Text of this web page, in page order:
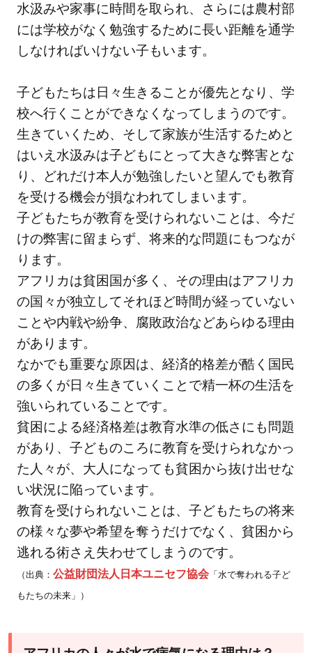
リカ
の
人々
めに
私た
ちが
でき
るこ
と
5.1
継続
寄付
5.2
都度
寄付
5.3
私た
寄付
はど
のよ
うに
使わ
れ
る？
6
ア
フ
リ
カ
水汲みや家事に時間を取られ、さらには農村部
には学校がなく勉強するために長い距離を通学
しなければいけない子もいます。
子どもたちは日々生きることが優先となり、学
校へ行くことができなくなってしまうのです。
生きていくため、そして家族が生活するためと
はいえ水汲みは子どもにとって大きな弊害とな
り、どれだけ本人が勉強したいと望んでも教育
を受ける機会が損なわれてしまいます。
子どもたちが教育を受けられないことは、今だ
けの弊害に留まらず、将来的な問題にもつなが
ります。
アフリカは貧困国が多く、その理由はアフリカ
の国々が独立してそれほど時間が経っていない
ことや内戦や紛争、腐敗政治などあらゆる理由
があります。
なかでも重要な原因は、経済的格差が酷く国民
の多くが日々生きていくことで精一杯の生活を
強いられていることです。
貧困による経済格差は教育水準の低さにも問題
があり、子どものころに教育を受けられなかっ
た人々が、大人になっても貧困から抜け出せな
い状況に陥っています。
教育を受けられないことは、子どもたちの将来
の様々な夢や希望を奪うだけでなく、貧困から
逃れる術さえ失わせてしまうのです。
（出典： 公益財団法人日本ユニセフ協会 「水で奪われる子ど
もたちの未来」）